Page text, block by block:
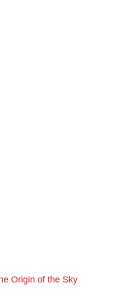
Origin of the Sky